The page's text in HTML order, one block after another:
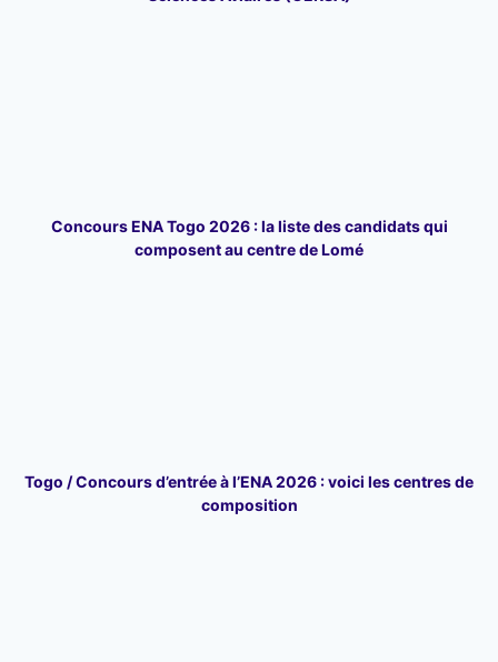
Concours ENA Togo 2026 : la liste des candidats qui
composent au centre de Lomé
Togo / Concours d’entrée à l’ENA 2026 : voici les centres de
composition